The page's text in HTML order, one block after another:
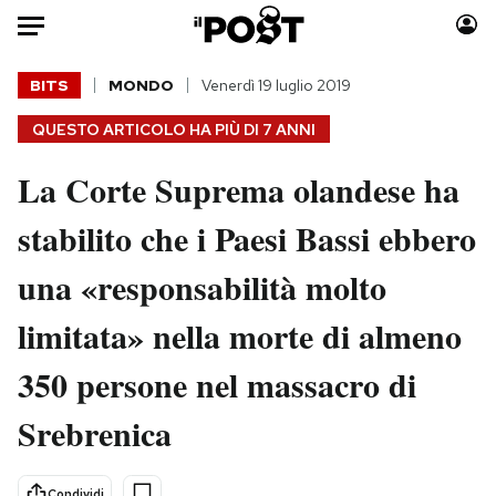
Auto
HOME
Italia
Politica
Tecnologia
Scienza
Economia
Sport
Moda
Consumismi
Storie/Idee
Media
QUESTO ARTICOLO HA PIÙ DI 7 ANNI
BITS MONDO Venerdì 19 luglio 2019
La Corte Suprema olandese ha
stabilito che i Paesi Bassi ebbero
una «responsabilità molto
limitata» nella morte di almeno
350 persone nel massacro di
Srebrenica